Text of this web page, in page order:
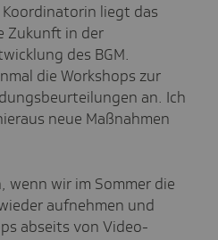
Koordinatorin liegt das
Zukunft in der
des BGM.
die Workshops zur
an. Ich
neue Maßnahmen
wenn wir im Sommer die
aufnehmen und
abseits von Video-